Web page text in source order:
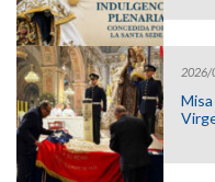
2026/